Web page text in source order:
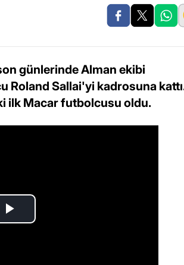
günlerinde Alman ekibi
Roland Sallai'yi kadrosuna
ilk Macar futbolcusu oldu.